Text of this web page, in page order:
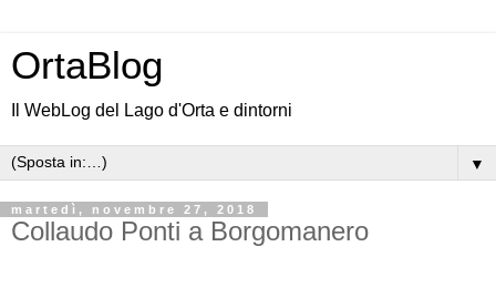
OrtaBlog
Il WebLog del Lago d'Orta e dintorni
▼
martedì, novembre 27, 2018
Collaudo Ponti a Borgomanero